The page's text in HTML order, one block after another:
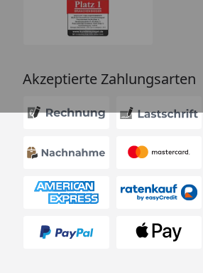
Akzeptierte Zahlungsarten